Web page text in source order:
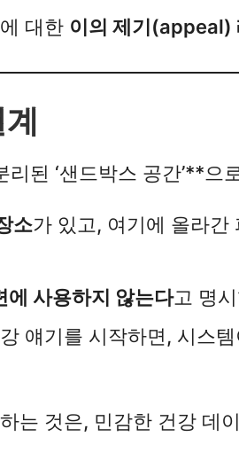
대한 이의 제기(appeal)
된 ‘샌드박스 공간’**으
소가 있고, 여기에 올라간
에 사용하지 않는다고 명
얘기를 시작하면, 시스템
는 것은, 민감한 건강